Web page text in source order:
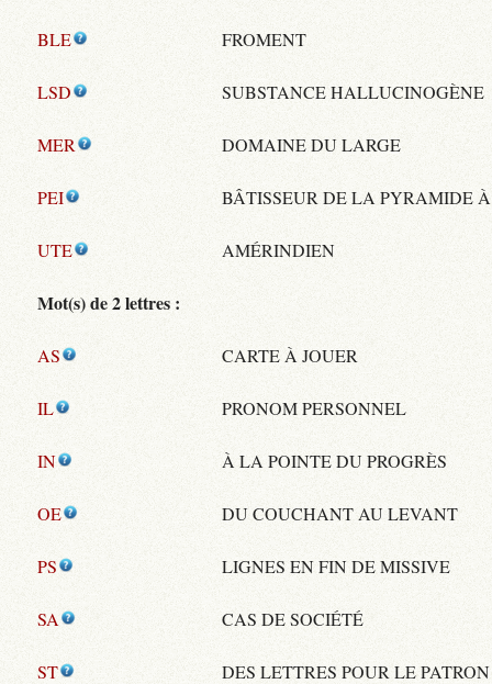
BLE FROMENT
LSD SUBSTANCE HALLUCINOGÈNE
MER DOMAINE DU LARGE
PEI BÂTISSEUR DE LA PYRAMIDE
UTE AMÉRINDIEN
Mot(s) de 2 lettres :
AS CARTE À JOUER
IL PRONOM PERSONNEL
IN À LA POINTE DU PROGRÈS
OE DU COUCHANT AU LEVANT
PS LIGNES EN FIN DE MISSIVE
SA CAS DE SOCIÉTÉ
ST DES LETTRES POUR LE PATRON